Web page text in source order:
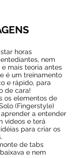
horas
nem
mais teoria antes
é um treinamento
e rápido, para
de cara!
os elementos de
(Fingerstyle)
a entender
vídeos e terá
para criar os
de tabs
e nem